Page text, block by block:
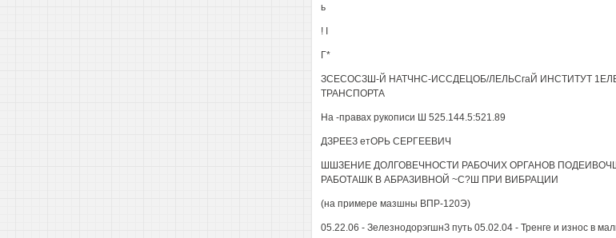
ь
! I
Г*
ЗСЕСОСЗШ-Й НАТЧНС-ИССДЕЦОБ/ЛЕЛЬСгаЙ ИНСТИТУТ
ТРАНСПОРТА
На -правах рукописи Ш 525.144.5:521.89
ДЗРЕЕЗ етОРЬ СЕРГЕЕВИЧ
ШШЗЕНИЕ ДОЛГОВЕЧНОСТИ РАБОЧИХ ОРГАНОВ
РАБОТАШК В АБРАЗИВНОЙ ~С?Ш ПРИ ВИБРАЦИИ
(на примере мазшны ВПР-120Э)
05.22.06 - ЗелезнодорэгшнЗ путь 05.02.04 - Тренге и износ в